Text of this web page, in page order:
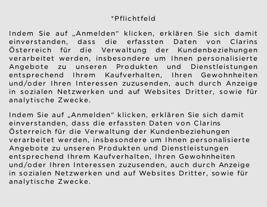
*Pflichtfeld
Indem Sie auf „Anmelden“ klicken, erklären Sie sich damit
einverstanden, dass die erfassten Daten von Clarins
Österreich für die Verwaltung der Kundenbeziehungen
verarbeitet werden, insbesondere um Ihnen personalisierte
Angebote zu unseren Produkten und Dienstleistungen
entsprechend Ihrem Kaufverhalten, Ihren Gewohnheiten
und/oder Ihren Interessen zuzusenden, auch durch Anzeige
in sozialen Netzwerken und auf Websites Dritter, sowie für
analytische Zwecke.
Indem Sie auf „Anmelden“ klicken, erklären Sie sich damit
einverstanden, dass die erfassten Daten von Clarins
Österreich für die Verwaltung der Kundenbeziehungen
verarbeitet werden, insbesondere um Ihnen personalisierte
Angebote zu unseren Produkten und Dienstleistungen
entsprechend Ihrem Kaufverhalten, Ihren Gewohnheiten
und/oder Ihren Interessen zuzusenden, auch durch Anzeige
in sozialen Netzwerken und auf Websites Dritter, sowie für
analytische Zwecke.